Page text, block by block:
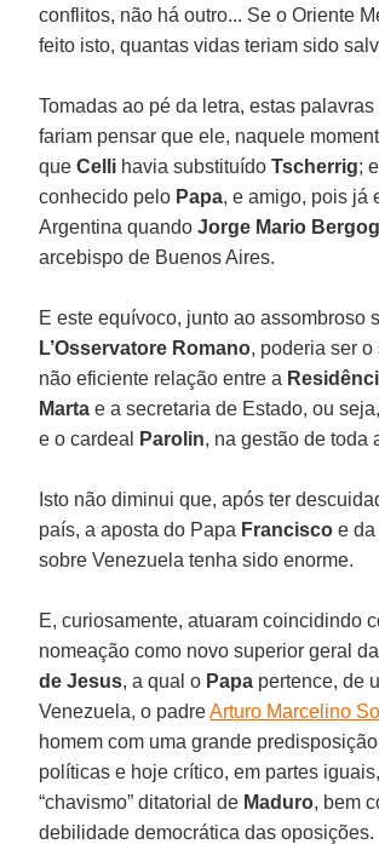
conflitos, não há outro... Se o Oriente
feito isto, quantas vidas teriam sido
Tomadas ao pé da letra, estas palavras
fariam pensar que ele, naquele
queCelli havia substituídoTscherrig;
conhecido pelo Papa, e amigo, pois já
Argentina quandoJorge Mario
arcebispo de Buenos Aires.
E este equívoco, junto ao assombroso
L’Osservatore Romano, poderia ser
não eficiente relação entre a
Marta e a secretaria de Estado, ou
e o cardeal
Parolin, na gestão de toda
Isto não diminui que, após ter
país, a aposta do Papa Francisco e
sobre Venezuela tenha sido enorme.
E, curiosamente, atuaram coincidindo
nomeação como novo superior geral
de Jesus, a qual o Papa pertence, de
Venezuela, o padreArturo Marcelino
homem com uma grande
políticas e hoje crítico, em partes
“chavismo” ditatorial de Maduro, bem
debilidade democrática das oposições.